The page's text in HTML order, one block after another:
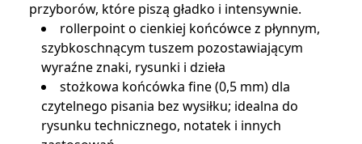
przyborów, które piszą gładko i intensywnie.
rollerpoint o cienkiej końcówce z płynnym,
szybkoschnącym tuszem pozostawiającym
wyraźne znaki, rysunki i dzieła
stożkowa końcówka fine (0,5 mm) dla
czytelnego pisania bez wysiłku; idealna do
rysunku technicznego, notatek i innych